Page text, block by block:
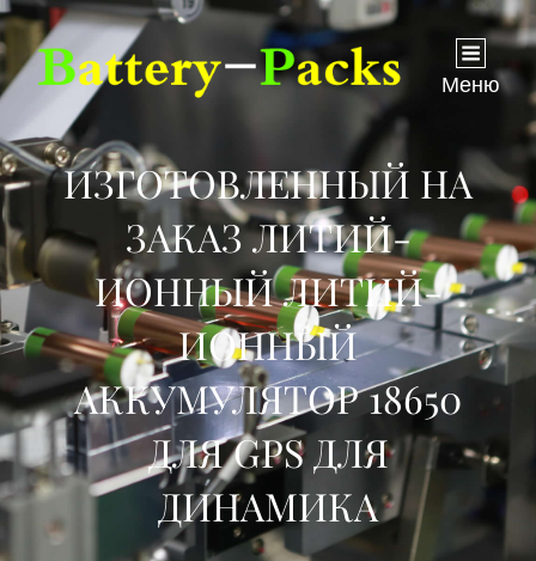
Меню
ИЗГОТОВЛЕННЫЙ НА
ЗАКАЗ ЛИТИЙ-
ИОННЫЙ ЛИТИЙ-
ИОННЫЙ
АККУМУЛЯТОР 18650
ДЛЯ GPS ДЛЯ
ДИНАМИКА